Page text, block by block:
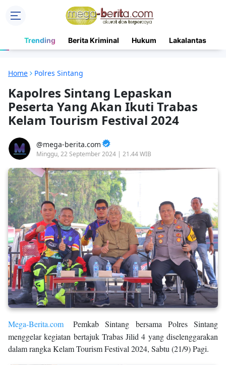
Trending Berita Kriminal Hukum Lakalantas
Home Polres Sintang
Kapolres Sintang Lepaskan
Peserta Yang Akan Ikuti Trabas
Kelam Tourism Festival 2024
mega-berita.com
Minggu, 22 September 2024 | 21.44 WIB
Mega-Berita.com
Pemkab Sintang bersama Polres Sintang
menggelar kegiatan bertajuk Trabas Jilid 4 yang diselenggarakan
dalam rangka Kelam Tourism Festival 2024, Sabtu (21/9) Pagi.